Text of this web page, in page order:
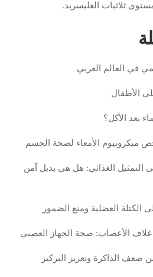
ثلاثيات الغليسريد.
في العالم العربي
على الأطفال
بعد الأكل؟
ميكروبيوم الأمعاء لصحة الجسم
التمثيل الغذائي: هل هي بديل آمن
الكتلة العضلية ومنع الضمور
ضعف الذاكرة وتعزيز التركيز